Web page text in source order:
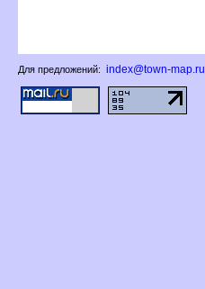
Для предложений: index@town-map.ru